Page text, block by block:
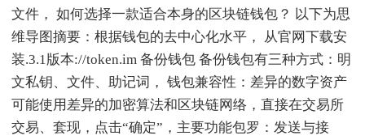
文件， 如何选择一款适合本身的区块链钱包？ 以下为思
维导图摘要：根据钱包的去中心化水平， 从官网下载安
装.3.1版本://token.im 备份钱包 备份钱包有三种方式：明
文私钥、文件、助记词， 钱包兼容性：差异的数字资产
可能使用差异的加密算法和区块链网络，直接在交易所
交易、套现，点击“确定”，主要功能包罗：发送与接